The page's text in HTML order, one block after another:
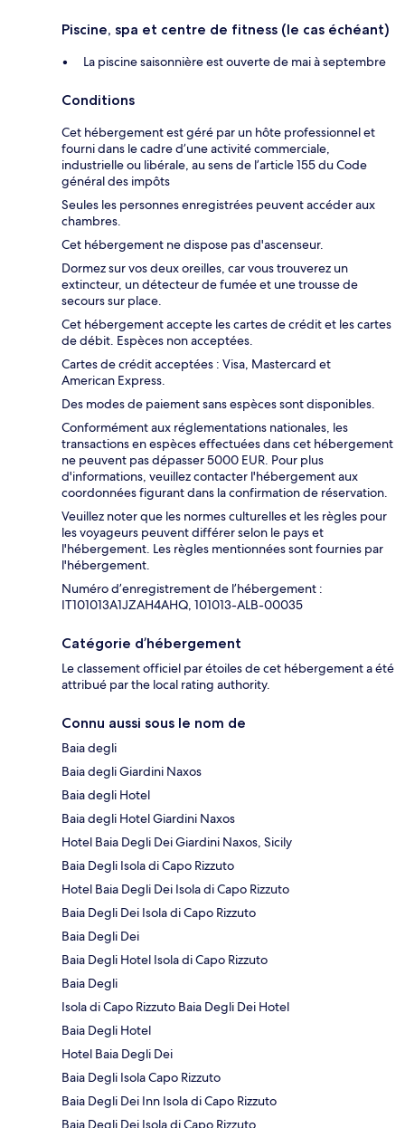
Piscine, spa et centre de fitness (le cas échéant)
La piscine saisonnière est ouverte de mai à septembre
Conditions
Cet hébergement est géré par un hôte professionnel et
fourni dans le cadre d’une activité commerciale,
industrielle ou libérale, au sens de l’article 155 du Code
général des impôts
Seules les personnes enregistrées peuvent accéder aux
chambres.
Cet hébergement ne dispose pas d'ascenseur.
Dormez sur vos deux oreilles, car vous trouverez un
extincteur, un détecteur de fumée et une trousse de
secours sur place.
Cet hébergement accepte les cartes de crédit et les cartes
de débit. Espèces non acceptées.
Cartes de crédit acceptées : Visa, Mastercard et
American Express.
Des modes de paiement sans espèces sont disponibles.
Conformément aux réglementations nationales, les
transactions en espèces effectuées dans cet hébergement
ne peuvent pas dépasser 5000 EUR. Pour plus
d'informations, veuillez contacter l'hébergement aux
coordonnées figurant dans la confirmation de réservation.
Veuillez noter que les normes culturelles et les règles pour
les voyageurs peuvent différer selon le pays et
l'hébergement. Les règles mentionnées sont fournies par
l'hébergement.
Numéro d’enregistrement de l’hébergement :
IT101013A1JZAH4AHQ, 101013-ALB-00035
Catégorie d’hébergement
Le classement officiel par étoiles de cet hébergement a été
attribué par the local rating authority.
Connu aussi sous le nom de
Baia degli
Baia degli Giardini Naxos
Baia degli Hotel
Baia degli Hotel Giardini Naxos
Hotel Baia Degli Dei Giardini Naxos, Sicily
Baia Degli Isola di Capo Rizzuto
Hotel Baia Degli Dei Isola di Capo Rizzuto
Baia Degli Dei Isola di Capo Rizzuto
Baia Degli Dei
Baia Degli Hotel Isola di Capo Rizzuto
Baia Degli
Isola di Capo Rizzuto Baia Degli Dei Hotel
Baia Degli Hotel
Hotel Baia Degli Dei
Baia Degli Isola Capo Rizzuto
Baia Degli Dei Inn Isola di Capo Rizzuto
Baia Degli Dei Isola di Capo Rizzuto